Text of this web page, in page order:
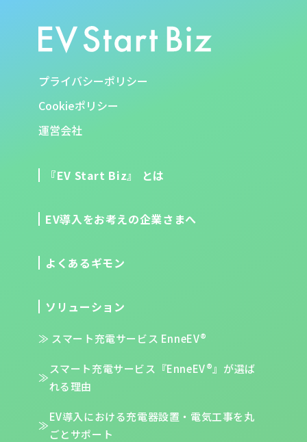
プライバシーポリシー
Cookieポリシー
運営会社
『EV Start Biz』 とは
EV導入をお考えの企業さまへ
よくあるギモン
ソリューション
スマート充電サービス EnneEV®
スマート充電サービス『EnneEV®』が選ば
れる理由
EV導入における充電器設置・電気工事を丸
ごとサポート